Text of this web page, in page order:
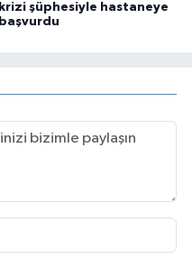
krizi şüphesiyle hastaneye
başvurdu